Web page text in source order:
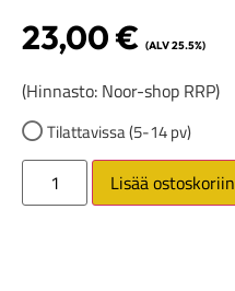
23,00€ (ALV 25.5%)
(Hinnasto: Noor-shop RRP)
Tilattavissa (5-14 pv)
Lisää ostoskoriin